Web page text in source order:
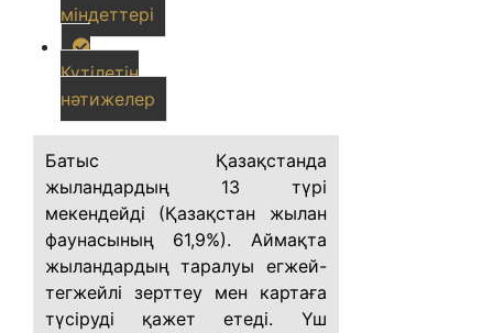
міндеттері
Күтілетін
нәтижелер
Батыс Қазақстанда
жыландардың 13 түрі
мекендейді (Қазақстан жылан
фаунасының 61,9%). Аймақта
жыландардың таралуы егжей-
тегжейлі зерттеу мен картаға
түсіруді қажет етеді. Үш